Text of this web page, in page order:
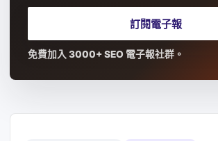
訂閱電子報
免費加入 3000+ SEO 電子報社群。